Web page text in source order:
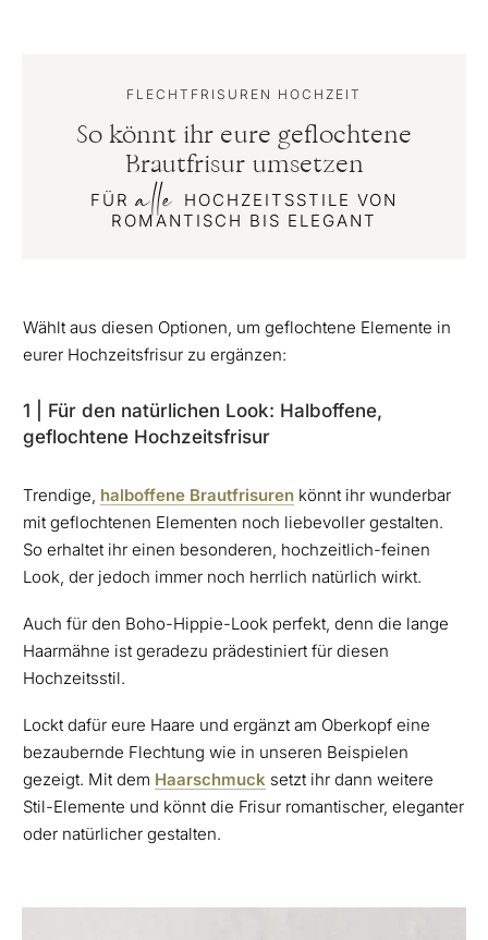
FLECHTFRISUREN HOCHZEIT
So könnt ihr eure geflochtene
Brautfrisur umsetzen
FÜRalle
HOCHZEITSSTILE VON
ROMANTISCH BIS ELEGANT
Wählt aus diesen Optionen, um geflochtene Elemente in
eurer Hochzeitsfrisur zu ergänzen:
1 | Für den natürlichen Look: Halboffene,
geflochtene Hochzeitsfrisur
Trendige, halboffene Brautfrisuren könnt ihr wunderbar
mit geflochtenen Elementen noch liebevoller gestalten.
So erhaltet ihr einen besonderen, hochzeitlich-feinen
Look, der jedoch immer noch herrlich natürlich wirkt.
Auch für den Boho-Hippie-Look perfekt, denn die lange
Haarmähne ist geradezu prädestiniert für diesen
Hochzeitsstil.
Lockt dafür eure Haare und ergänzt am Oberkopf eine
bezaubernde Flechtung wie in unseren Beispielen
gezeigt. Mit dem Haarschmuck setzt ihr dann weitere
Stil-Elemente und könnt die Frisur romantischer, eleganter
oder natürlicher gestalten.